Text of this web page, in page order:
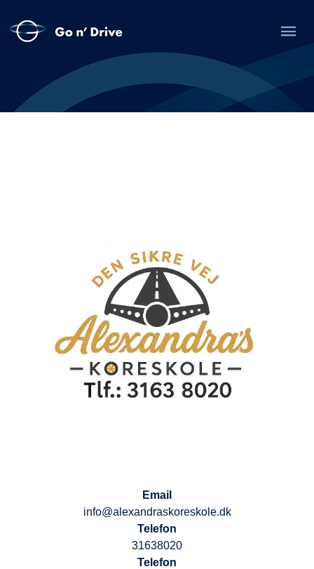
Email
info@alexandraskoreskole.dk
Telefon
31638020
Telefon